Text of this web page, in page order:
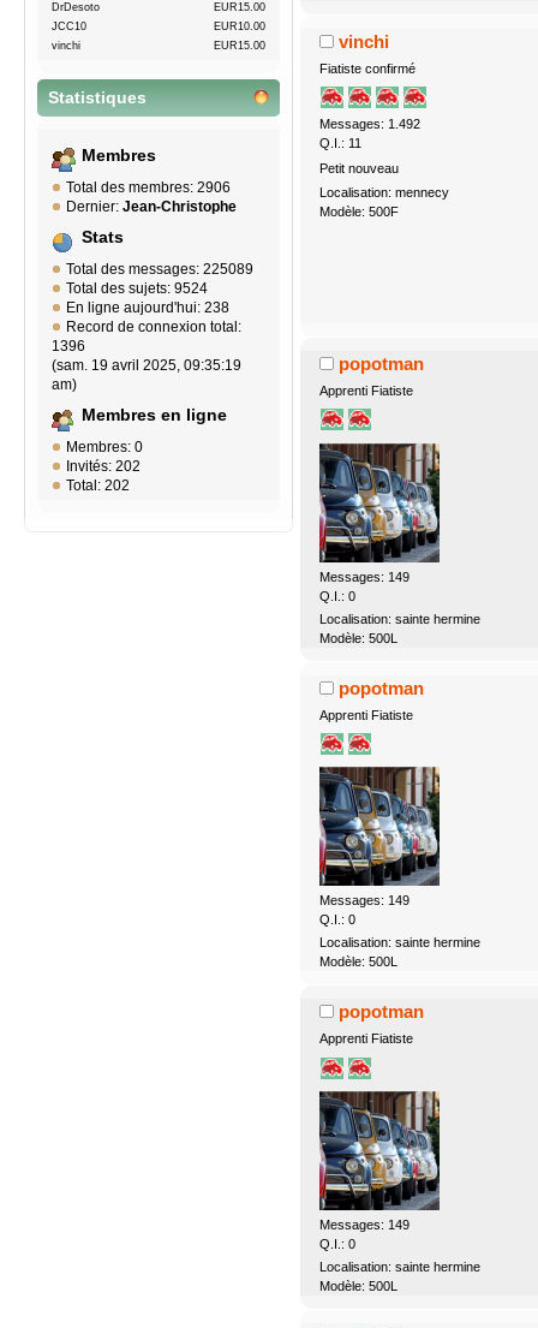
DrDesoto
EUR15.00
JCC10
EUR10.00
vinchi
EUR15.00
Statistiques
Membres
Total des membres: 2906
Dernier: Jean-Christophe
Stats
Total des messages: 225089
Total des sujets: 9524
En ligne aujourd'hui: 238
Record de connexion total:
1396
(sam. 19 avril 2025, 09:35:19
am)
Membres en ligne
Membres: 0
Invités: 202
Total: 202
vinchi
Fiatiste confirmé
Messages: 1.492
Q.I.: 11
Petit nouveau
Localisation: mennecy
Modèle: 500F
popotman
Apprenti Fiatiste
Messages: 149
Q.I.: 0
Localisation: sainte hermine
Modèle: 500L
popotman
Apprenti Fiatiste
Messages: 149
Q.I.: 0
Localisation: sainte hermine
Modèle: 500L
popotman
Apprenti Fiatiste
Messages: 149
Q.I.: 0
Localisation: sainte hermine
Modèle: 500L